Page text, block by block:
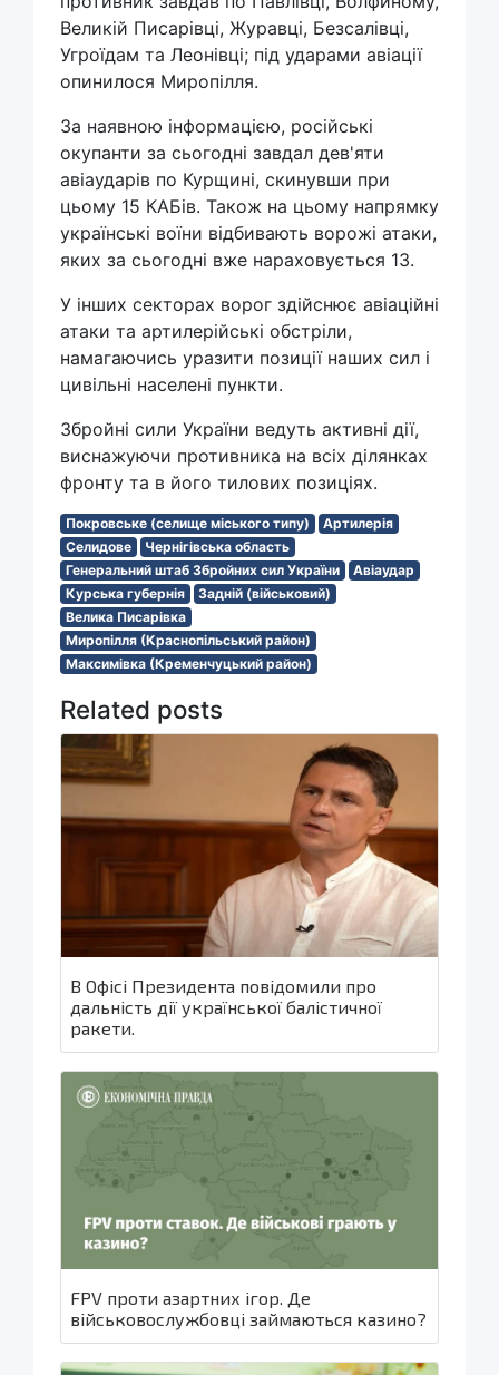
Великій Писарівці, Журавці, Безсалівці,
Угроїдам та Леонівці; під ударами авіації
опинилося Миропілля.
За наявною інформацією, російські
окупанти за сьогодні завдал дев'яти
авіаударів по Курщині, скинувши при
цьому 15 КАБів. Також на цьому напрямку
українські воїни відбивають ворожі атаки,
яких за сьогодні вже нараховується 13.
У інших секторах ворог здійснює авіаційні
атаки та артилерійські обстріли,
намагаючись уразити позиції наших сил і
цивільні населені пункти.
Збройні сили України ведуть активні дії,
виснажуючи противника на всіх ділянках
фронту та в його тилових позиціях.
Покровське (селище міського типу)
Артилерія
Селидове
Чернігівська область
Генеральний штаб Збройних сил України
Авіаудар
Курська губернія
Задній (військовий)
Велика Писарівка
Миропілля (Краснопільський район)
Максимівка (Кременчуцький район)
Related posts
В Офісі Президента повідомили про
дальність дії української балістичної
ракети.
FPV проти азартних ігор. Де
військовослужбовці займаються казино?